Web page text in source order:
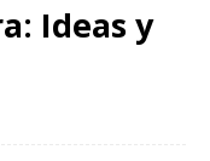
Ideas y